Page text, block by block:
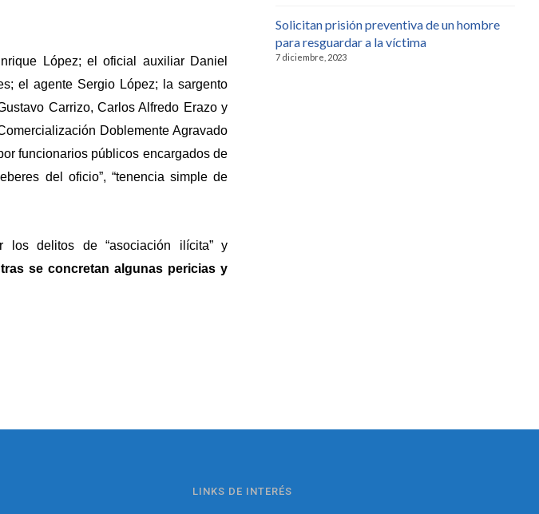
López; el oficial auxiliar Daniel
el agente Sergio López; la sargento
Carrizo, Carlos Alfredo Erazo y
Doblemente Agravado
funcionarios públicos encargados de
del oficio”, “tenencia simple de
los delitos de “asociación ilícita” y
se concretan algunas pericias y
Solicitan prisión preventiva de un hombre
para resguardar a la víctima
7 diciembre, 2023
LINKS DE INTERÉS